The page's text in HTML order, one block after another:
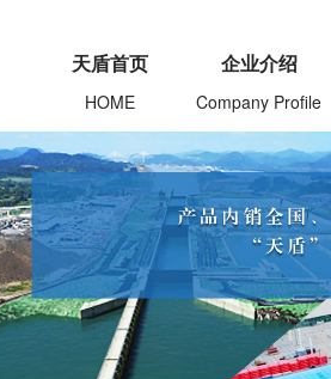
天盾首页
HOME
企业介绍
Company Profile